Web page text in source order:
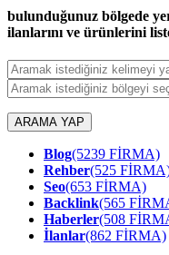
bulunduğunuz bölgede
ilanlarını ve ürünlerini
ARAMA YAP
Blog(5239 FİRMA)
Rehber(525
Seo(653 FİRMA)
Backlink(565
Haberler(508
İlanlar(862 FİRMA)